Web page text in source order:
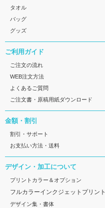
タオル
バッグ
グッズ
ご利用ガイド
ご注文の流れ
WEB注文方法
よくあるご質問
ご注文書・原稿用紙ダウンロード
金額・割引
割引・サポート
お支払い方法・送料
デザイン・加工について
プリントカラー＆オプション
フルカラーインクジェットプリント
デザイン集・書体